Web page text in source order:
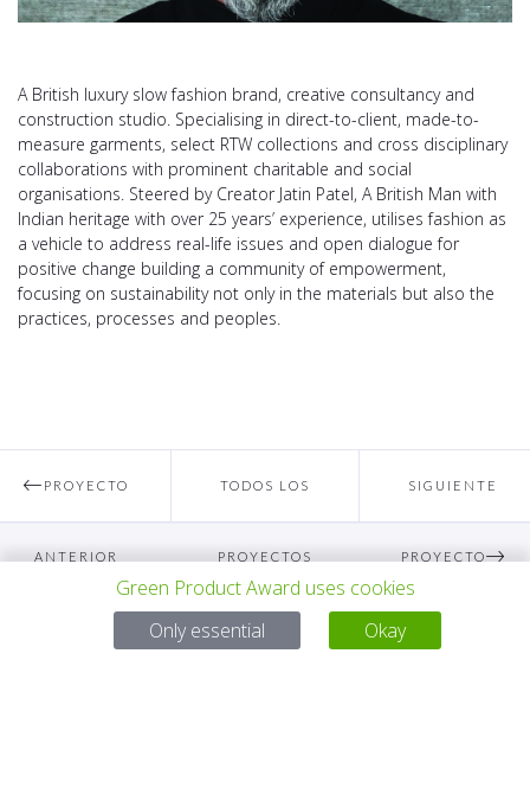
A British luxury slow fashion brand, creative consultancy and
construction studio. Specialising in direct-to-client, made-to-
measure garments, select RTW collections and cross disciplinary
collaborations with prominent charitable and social
organisations. Steered by Creator Jatin Patel, A British Man with
Indian heritage with over 25 years’ experience, utilises fashion as
a vehicle to address real-life issues and open dialogue for
positive change building a community of empowerment,
focusing on sustainability not only in the materials but also the
practices, processes and peoples.
PROYECTO
ANTERIOR
TODOS LOS
PROYECTOS
SIGUIENTE
PROYECTO
Para preguntas:
Mail:service@gp-award.com
Green Product Award uses cookies
Only essential
Okay